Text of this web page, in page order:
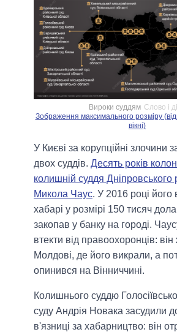
Вироки суддям Слово і
Зображення максимального розміру
вікні)
У Києві за корупційні злочини
двох суддів. Десять років
колишній суддя Дніпровського
Микола Чаус. У 2016 році його
хабарі у розмірі 150 тисяч
закопав у банку на городі.
втекти від правоохоронців:
Молдові, де його викрали, а
опинився на Вінниччині.
Колишнього суддю
суду Андрія Новака засудили
в'язниці за хабарництво: він